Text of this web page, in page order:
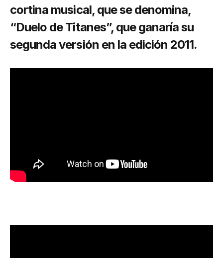
cortina musical, que se denomina,
“Duelo de Titanes”, que ganaría su
segunda versión en la edición 2011.